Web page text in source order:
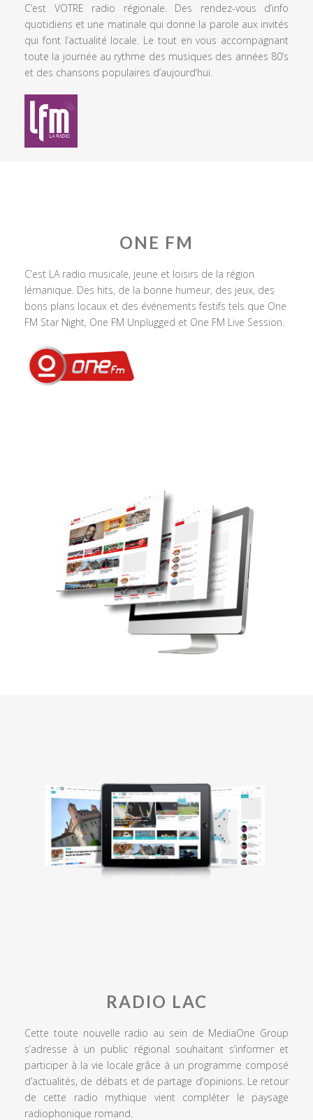
C’est VOTRE radio régionale. Des rendez-vous d’info
quotidiens et une matinale qui donne la parole aux invités
qui font l’actualité locale. Le tout en vous accompagnant
toute la journée au rythme des musiques des années 80’s
et des chansons populaires d’aujourd’hui.
ONE FM
C’est LA radio musicale, jeune et loisirs de la région
lémanique. Des hits, de la bonne humeur, des jeux, des
bons plans locaux et des événements festifs tels que One
FM Star Night, One FM Unplugged et One FM Live Session.
RADIO LAC
Cette toute nouvelle radio au sein de MediaOne Group
s’adresse à un public régional souhaitant s’informer et
participer à la vie locale grâce à un programme composé
d’actualités, de débats et de partage d’opinions. Le retour
de cette radio mythique vient compléter le paysage
radiophonique romand.